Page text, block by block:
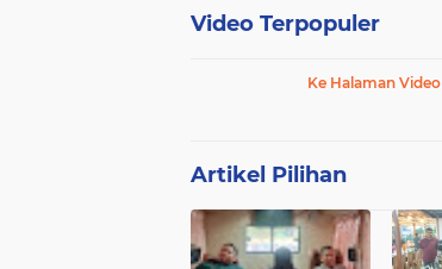
Video Terpopuler
Ke Halaman Video
Artikel Pilihan